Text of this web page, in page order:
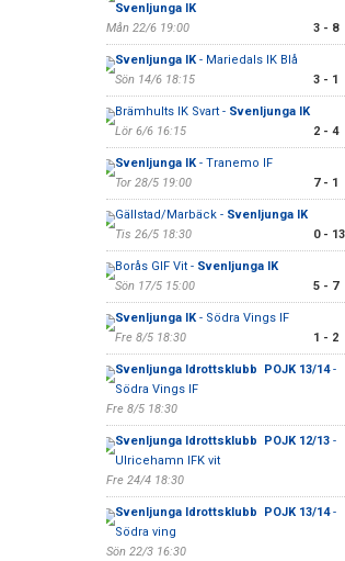
Svenljunga IK
Mån 22/6 19:00
3 - 8
Svenljunga IK- Mariedals IK Blå
Sön 14/6 18:15
3 - 1
Brämhults IK Svart - Svenljunga IK
Lör 6/6 16:15
2 - 4
Svenljunga IK- Tranemo IF
Tor 28/5 19:00
7 - 1
Gällstad/Marbäck - Svenljunga IK
Tis 26/5 18:30
0 - 13
Borås GIF Vit - Svenljunga IK
Sön 17/5 15:00
5 - 7
Svenljunga IK- Södra Vings IF
Fre 8/5 18:30
1 - 2
Svenljunga Idrottsklubb POJK 13/14-
Södra Vings IF
Fre 8/5 18:30
Svenljunga Idrottsklubb POJK 12/13-
Ulricehamn IFK vit
Fre 24/4 18:30
Svenljunga Idrottsklubb POJK 13/14-
Södra ving
Sön 22/3 16:30